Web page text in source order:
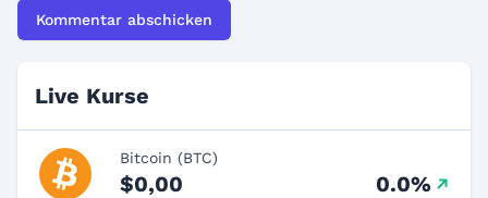
Live Kurse
Bitcoin (BTC)
$0,00 0.0%